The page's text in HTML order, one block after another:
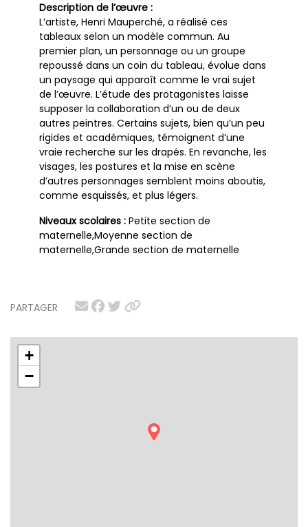
PARTAGER
+
−
Description de l’œuvre :
L’artiste, Henri Mauperché, a réalisé ces
tableaux selon un modèle commun. Au
premier plan, un personnage ou un groupe
repoussé dans un coin du tableau, évolue dans
un paysage qui apparaît comme le vrai sujet
de l’œuvre. L’étude des protagonistes laisse
supposer la collaboration d’un ou de deux
autres peintres. Certains sujets, bien qu’un peu
rigides et académiques, témoignent d’une
vraie recherche sur les drapés. En revanche, les
visages, les postures et la mise en scène
d’autres personnages semblent moins aboutis,
comme esquissés, et plus légers.
Niveaux scolaires : Petite section de
maternelle,Moyenne section de
maternelle,Grande section de maternelle